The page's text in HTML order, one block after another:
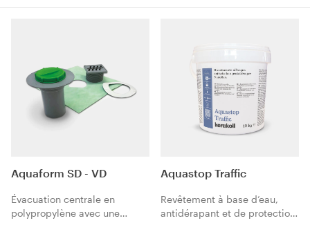
Aquaform SD - VD
Évacuation centrale en
polypropylène avec une
Aquastop Traffic
Revêtement à base d’eau,
antidérapant et de protection,